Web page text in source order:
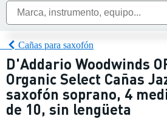
Cañas para saxofón
D'Addario Woodwinds
Organic Select Cañas
saxofón soprano, 4
de 10, sin lengüeta